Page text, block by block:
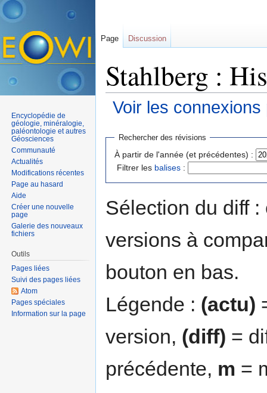
Stahlberg :
Voir les
Rechercher des révisions
À partir de l'année (et précédentes) :
Filtrer les balises :
Sélection du diff
versions à
bouton en bas.
Légende : (actu)
version, (diff) =
précédente, m =
Page Discussion
Encyclopédie de
géologie, minéralogie,
paléontologie et autres
Géosciences
Communauté
Actualités
Modifications récentes
Page au hasard
Aide
Créer une nouvelle
page
Galerie des nouveaux
fichiers
Outils
Pages liées
Suivi des pages liées
Atom
Pages spéciales
Information sur la page